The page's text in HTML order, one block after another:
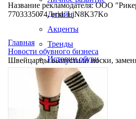
Дизайн
Акценты
Тренды
Истории обуви
Производство
Название рекламодателя: ООО
7703335074, erid: LjN8K37Ko
Главная
Новости обувного бизнеса
Швейцарцы выпустили носки,